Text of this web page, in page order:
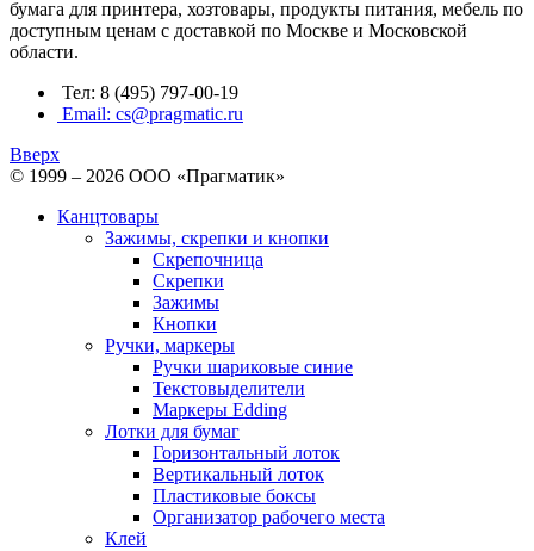
бумага для принтера, хозтовары, продукты питания, мебель по
доступным ценам с доставкой по Москве и Московской
области.
Тел: 8 (495) 797-00-19
Email: cs@pragmatic.ru
Вверх
© 1999 – 2026 ООО «Прагматик»
Канцтовары
Зажимы, скрепки и кнопки
Скрепочница
Скрепки
Зажимы
Кнопки
Ручки, маркеры
Ручки шариковые синие
Текстовыделители
Маркеры Edding
Лотки для бумаг
Горизонтальный лоток
Вертикальный лоток
Пластиковые боксы
Организатор рабочего места
Клей